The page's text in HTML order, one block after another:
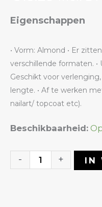
Eigenschappen
• Vorm: Almond • Er
verschillende formaten. •
Geschikt voor
lengte. • Af te werken
nailart/ topcoat etc).
Beschikbaarheid:
-
Upper
06
+ IN